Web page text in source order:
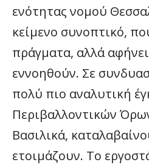
ενότητας νομού
κείμενο συνοπτικό,
πράγματα, αλλά
εννοηθούν. Σε
πολύ πιο αναλυτική
Περιβαλλοντικών
Βασιλικά,
ετοιμάζουν. Το